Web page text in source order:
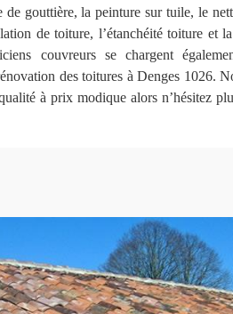
de gouttière, la peinture sur tuile, le
de toiture, l’étanchéité toiture et
couvreurs se chargent
des toitures à Denges 1026.
à prix modique alors n’hésitez